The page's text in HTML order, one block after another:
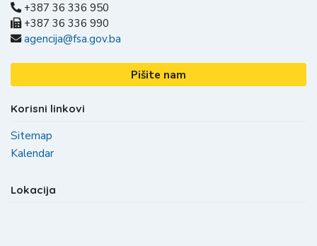
+387 36 336 950
+387 36 336 990
agencija@fsa.gov.ba
Pišite nam
Korisni linkovi
Sitemap
Kalendar
Lokacija